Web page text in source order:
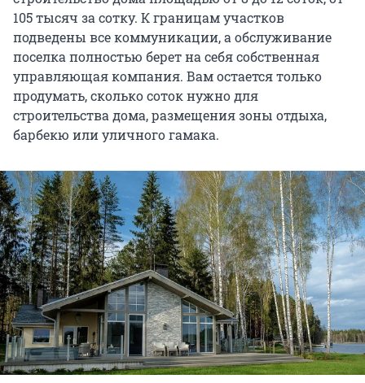
105 тысяч за сотку. К границам участков
подведены все коммуникации, а обслуживание
поселка полностью берет на себя собственная
управляющая компания. Вам остается только
продумать, сколько соток нужно для
строительства дома, размещения зоны отдыха,
барбекю или уличного гамака.